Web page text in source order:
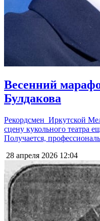
Весенний
Булдакова
Рекордсмен Иркутской
сцену кукольного театра
Получается,
28 апреля 2026 12:04